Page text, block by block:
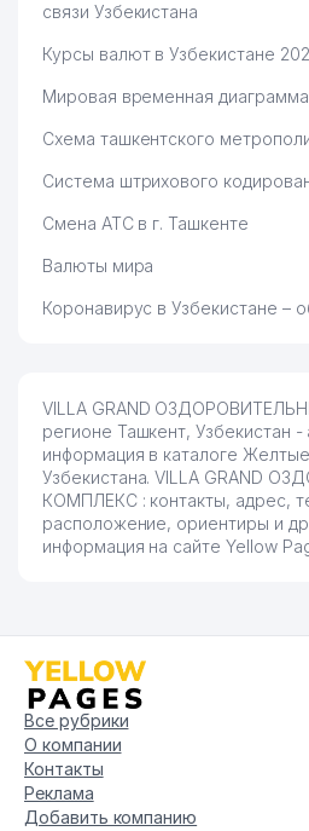
связи Узбекистана
Курсы валют в Узбекистане
Мировая временная диаграмма
Схема ташкентского
Система штрихового
Смена АТС в г. Ташкенте
Валюты мира
Коронавирус в Узбекистане –
VILLA GRAND
регионе Ташкент, Узбекистан -
информация в каталоге
Узбекистана. VILLA GRAND
КОМПЛЕКС : контакты, адрес,
расположение, ориентиры и
информация на сайте Yellow
Все рубрики
О компании
Контакты
Реклама
Добавить компанию